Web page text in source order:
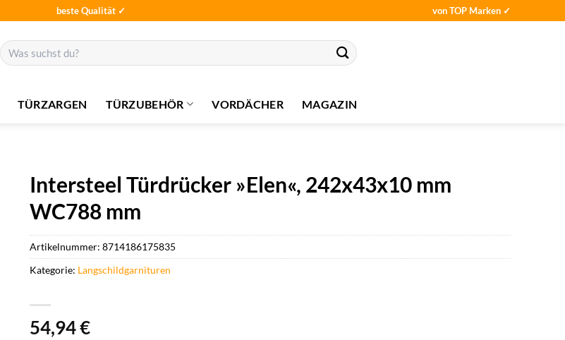
beste Qualität ✓ von TOP Marken ✓
Suchen
nach:
TÜRZARGEN TÜRZUBEHÖR VORDÄCHER MAGAZIN
Intersteel Türdrücker »Elen«, 242x43x10 mm
WC788 mm
54,94€
Artikelnummer:8714186175835
Kategorie: Langschildgarnituren